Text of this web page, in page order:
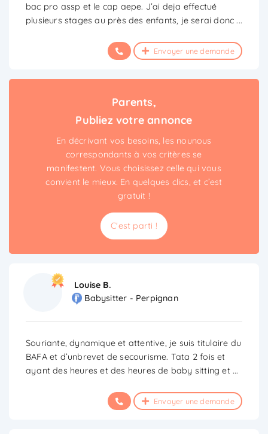
bac pro assp et le cap aepe. J’ai deja effectué
plusieurs stages au près des enfants, je serai donc...
Envoyer une demande
Parents,
Publiez votre annonce
En décrivant vos besoins, les nounous
correspondants à vos critères se
manifestent. Vous choisissez celle qui vous
convient le mieux. En quelques clics, et c’est
gratuit !
C'est parti !
Louise B.
Babysitter - Perpignan
Souriante, dynamique et attentive, je suis titulaire du
BAFA et d’unbrevet de secourisme. Tata 2 fois et
ayant des heures et des heures de baby sitting et...
Envoyer une demande